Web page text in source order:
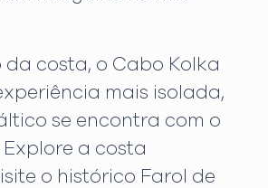
da costa, o Cabo Kolka
mais isolada,
se encontra com o
Explore a costa
o histórico Farol de